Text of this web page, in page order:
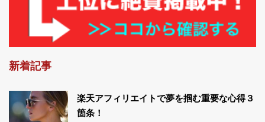
新着記事
楽天アフィリエイトで夢を掴む重要な心得３
箇条！